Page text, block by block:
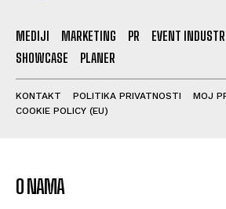
MEDIJI MARKETING PR EVENT
SHOWCASE
PLANER
KONTAKT POLITIKA PRIVATNOSTI
MOJ
COOKIE POLICY (EU)
O NAMA